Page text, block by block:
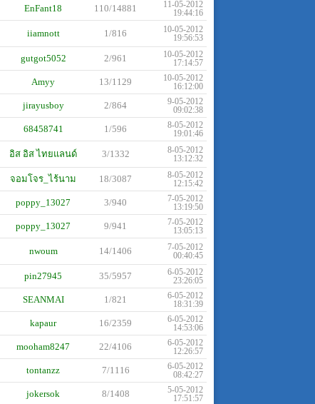
EnFant18 110/14881
11-05-2012
19:44:16
iiamnott 1/816
10-05-2012
19:56:53
gutgot5052 2/961
10-05-2012
17:14:57
Amyy 13/1129
10-05-2012
16:12:00
jirayusboy 2/864
9-05-2012
09:02:38
68458741 1/596
8-05-2012
19:01:46
อิส อิส ไทยแลนด์ 3/1332
8-05-2012
13:12:32
จอมโจร_ไร้นาม 18/3087
8-05-2012
12:15:42
poppy_13027 3/940
7-05-2012
13:19:50
poppy_13027 9/941
7-05-2012
13:05:13
nwoum 14/1406
7-05-2012
00:40:45
pin27945 35/5957
6-05-2012
23:26:05
SEANMAI 1/821
6-05-2012
18:31:39
kapaur 16/2359
6-05-2012
14:53:06
mooham8247 22/4106
6-05-2012
12:26:57
tontanzz 7/1116
6-05-2012
08:42:27
jokersok 8/1408
5-05-2012
17:51:57